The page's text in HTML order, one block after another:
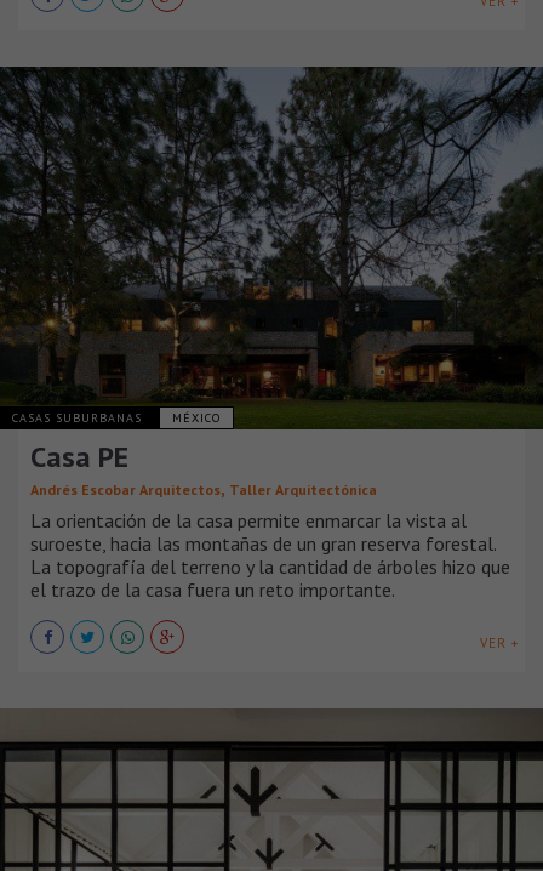
CASAS SUBURBANAS MÉXICO
Casa PE
Andrés Escobar Arquitectos, Taller Arquitectónica
La orientación de la casa permite enmarcar la vista al
suroeste, hacia las montañas de un gran reserva forestal.
La topografía del terreno y la cantidad de árboles hizo que
el trazo de la casa fuera un reto importante.
VER +